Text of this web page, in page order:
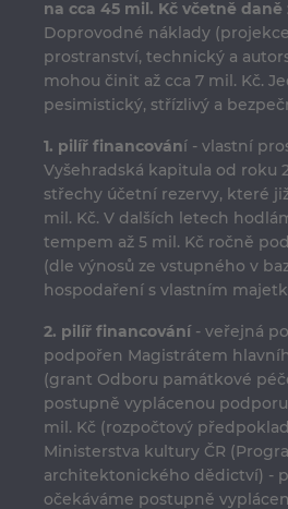
na cca 45 mil. Kč včetně
Doprovodné náklady
prostranství, technický a
mohou činit až cca 7 mil. Kč.
pesimistický, střízlivý a
1. pilíř financování - vlastní
Vyšehradská kapitula od roku
střechy účetní rezervy, které
mil. Kč. V dalších letech
tempem až 5 mil. Kč ročně
(dle výnosů ze vstupného v
hospodaření s vlastním
2. pilíř financování - veřejná
podpořen Magistrátem
(grant Odboru památkové
postupně vyplácenou
mil. Kč (rozpočtový
Ministerstva kultury ČR
architektonického dědictví) -
očekáváme postupně